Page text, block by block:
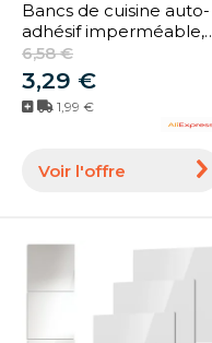
Bancs de cuisine auto-
adhésif imperméable,
bande de réparation de
fissures, autocollant
mural, bord d'évier
6,58 €
3,29 €
1,99 €
Voir l'offre